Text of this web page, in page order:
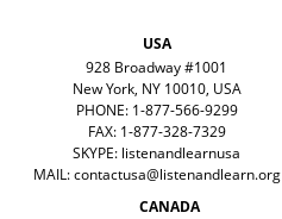
USA
928 Broadway #1001
New York, NY 10010, USA
PHONE: 1-877-566-9299
FAX: 1-877-328-7329
SKYPE: listenandlearnusa
MAIL:contactusa@listenandlearn.org
CANADA